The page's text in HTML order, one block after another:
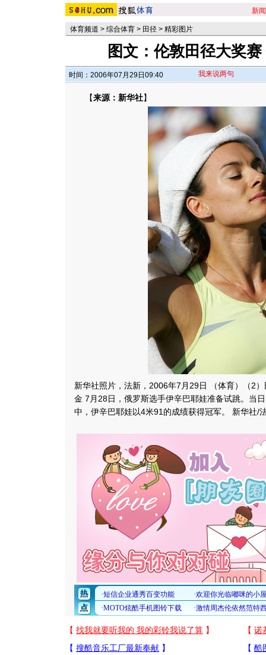
新闻
体育频道 > 综合体育 > 田径 > 精彩图片
图文：伦敦田径大奖
时间：2006年07月29日09:40 我来说两句
【来源：新华社】
新华社照片，法新，2006年7月29日 （体育）（2
金 7月28日，俄罗斯选手伊辛巴耶娃准备试跳。当
中，伊辛巴耶娃以4米91的成绩获得冠军。 新华社/